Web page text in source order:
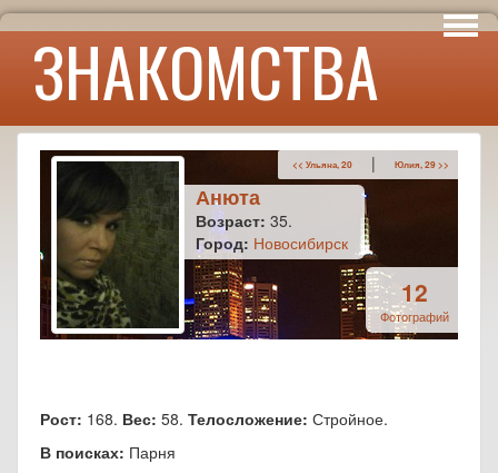
ЗНАКОМСТВА
Интересы
Юмор
Анюта
Возраст: 35.
Город: Новосибирск
<< Ульяна, 20 | Юлия, 29 >>
12
Фотографий
Рост: 168. Вес: 58. Телосложение: Стройное.
В поисках: Парня